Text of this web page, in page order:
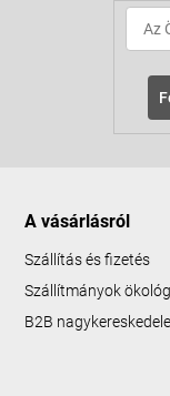
A vásárlásról
Szállítás és fizetés
Szállítmányok
B2B